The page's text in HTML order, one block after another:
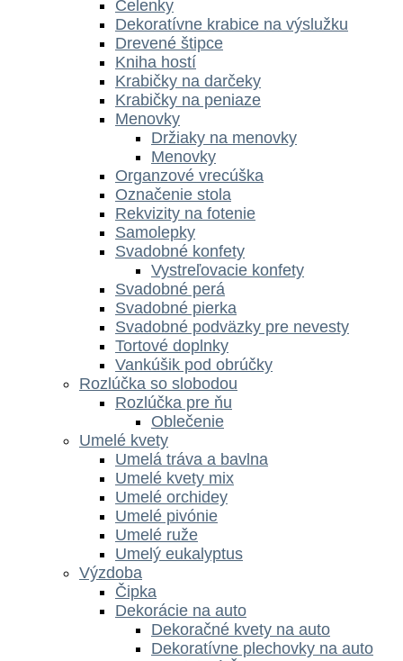
Čelenky
Dekoratívne krabice na výslužku
Drevené štipce
Kniha hostí
Krabičky na darčeky
Krabičky na peniaze
Menovky
Držiaky na menovky
Menovky
Organzové vrecúška
Označenie stola
Rekvizity na fotenie
Samolepky
Svadobné konfety
Vystreľovacie konfety
Svadobné perá
Svadobné pierka
Svadobné podväzky pre nevesty
Tortové doplnky
Vankúšik pod obrúčky
Rozlúčka so slobodou
Rozlúčka pre ňu
Oblečenie
Umelé kvety
Umelá tráva a bavlna
Umelé kvety mix
Umelé orchidey
Umelé pivónie
Umelé ruže
Umelý eukalyptus
Výzdoba
Čipka
Dekorácie na auto
Dekoračné kvety na auto
Dekoratívne plechovky na auto